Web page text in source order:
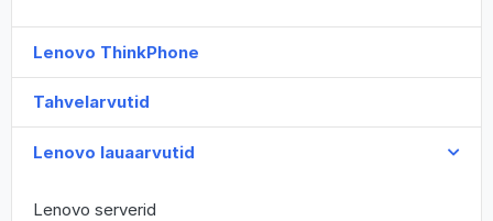
Lenovo ThinkPhone
Tahvelarvutid
Lenovo lauaarvutid
Lenovo serverid